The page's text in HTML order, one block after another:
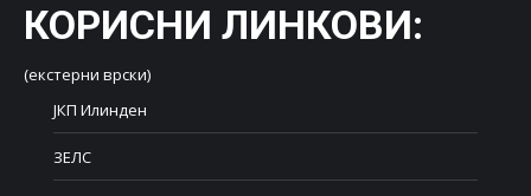
КОРИСНИ ЛИНКОВИ:
(екстерни врски)
ЈКП Илинден
ЗЕЛС